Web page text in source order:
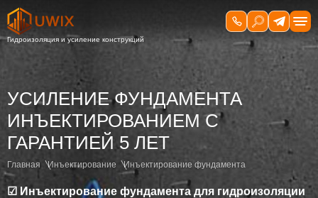
УСИЛЕНИЕ ФУНДАМЕНТА
ИНЪЕКТИРОВАНИЕМ C
ГАРАНТИЕЙ 5 ЛЕТ
Главная Инъектирование Инъектирование фундамента
☑ Инъектирование фундамента для гидроизоляции